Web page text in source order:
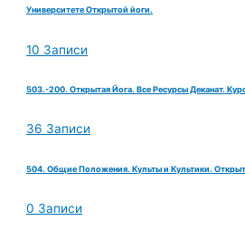
Университете Открытой йоги.
10 Записи
503.-200. Открытая Йога. Все Ресурсы Деканат.
36 Записи
504. Общие Положения. Культы и Культики.
0 Записи